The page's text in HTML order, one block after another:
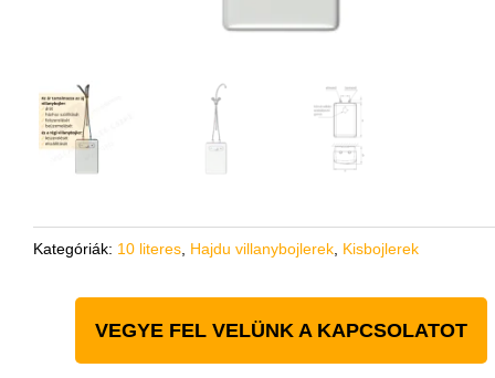
Kategóriák: 10 literes Hajdu villanybojlerek Kisbojlerek
VEGYE FEL VELÜNK A KAPCSOLATOT